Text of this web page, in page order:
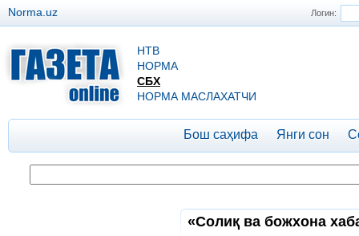
Логин:
Norma.uz
НТВ
НОРМА
СБХ
НОРМА МАСЛАХАТЧИ
Бош саҳифа Янги сон
«Солиқ ва божхона